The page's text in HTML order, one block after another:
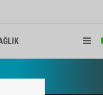
ve Arabulucu